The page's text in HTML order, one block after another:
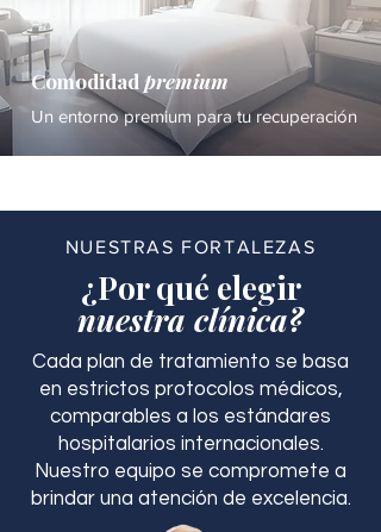
Comodidad premium
Un entorno premium para tu recuperación
NUESTRAS FORTALEZAS
¿Por qué elegir
nuestra clínica?
Cada plan de tratamiento se basa
en estrictos protocolos médicos,
comparables a los estándares
hospitalarios internacionales.
Nuestro equipo se compromete a
brindar una atención de excelencia.